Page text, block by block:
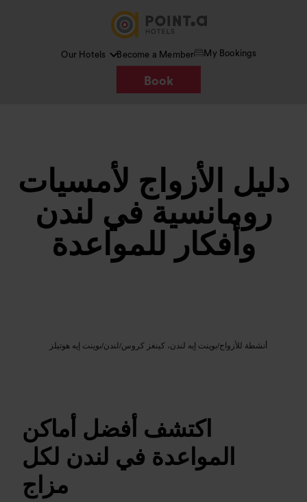
Our Hotels Become a Member My Bookings
Book
دليل الأزواج لأمسيات
رومانسية في لندن
وأفكار للمواعدة
بوينت إيه هوتيلز/لندن/بوينت إيه لندن، كينغز كروس/أنشطة للأزواج
اكتشف أفضل أماكن
المواعدة في لندن لكل
مزاج